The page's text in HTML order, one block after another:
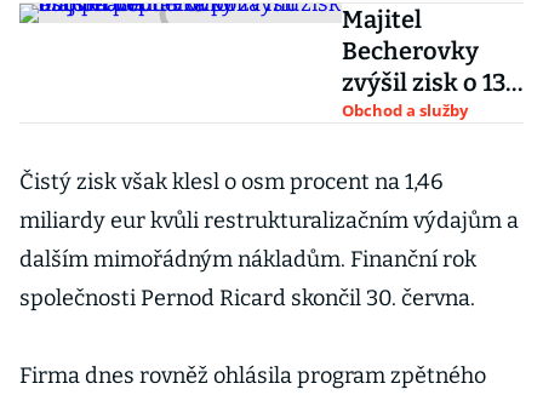
Majitel
Becherovky
zvýšil zisk o 13
procent.
asijská
poptávka po
lihovinách
Obchod a služby
Čistý zisk však klesl o osm procent na 1,46
miliardy eur kvůli restrukturalizačním výdajům a
dalším mimořádným nákladům. Finanční rok
společnosti Pernod Ricard skončil 30. června.
Firma dnes rovněž ohlásila program zpětného